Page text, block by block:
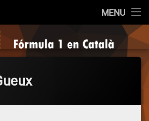
MENU
Fórmula 1